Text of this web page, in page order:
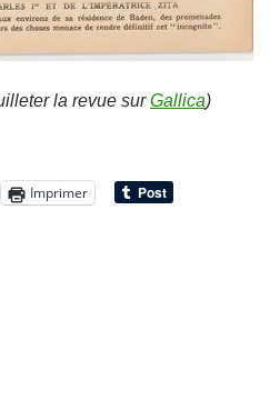
la revue surGallica)
Imprimer